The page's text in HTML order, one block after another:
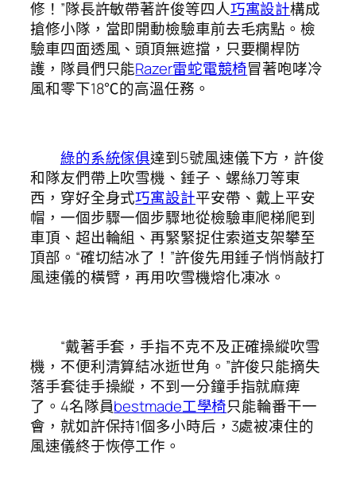
修！”隊長許敏帶著許俊等四人巧寓設計構成
搶修小隊，當即開動檢驗車前去毛病點。檢
驗車四面透風、頭頂無遮擋，只要欄桿防
護，隊員們只能Razer雷蛇電競椅冒著咆哮冷
風和零下18℃的高溫任務。
綠的系統傢俱達到5號風速儀下方，許俊
和隊友們帶上吹雪機、錘子、螺絲刀等東
西，穿好全身式巧寓設計平安帶、戴上平安
帽，一個步驟一個步驟地從檢驗車爬梯爬到
車頂、超出輪組、再緊緊捉住索道支架攀至
頂部。“確切結冰了！”許俊先用錘子悄悄敲打
風速儀的橫臂，再用吹雪機熔化凍冰。
“戴著手套，手指不克不及正確操縱吹雪
機，不便利清算結冰逝世角。”許俊只能摘失
落手套徒手操縱，不到一分鐘手指就麻痺
了。4名隊員bestmade工學椅只能輪番干一
會，就如許保持1個多小時后，3處被凍住的
風速儀終于恢停工作。